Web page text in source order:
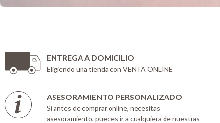
ENTREGA A DOMICILIO
Eligiendo una tienda con VENTA ONLINE
ASESORAMIENTO PERSONALIZADO
Si antes de comprar online, necesitas
asesoramiento, puedes ir a cualquiera de nuestras